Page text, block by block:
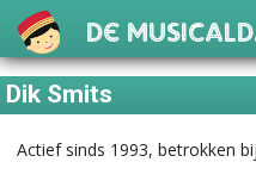
De
Dik Smits
Actief sinds 1993, betrokken